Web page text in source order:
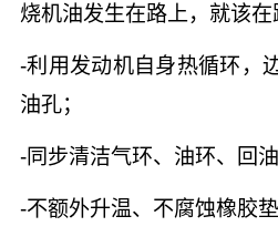
烧机油发生在路上，就该在
-利用发动机自身热循环，
油孔；
-同步清洁气环、油环、回
-不额外升温、不腐蚀橡胶垫